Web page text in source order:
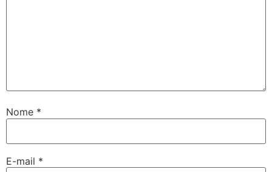
Nome *
E-mail *